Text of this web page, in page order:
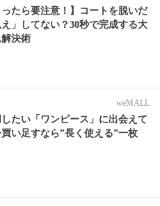
ったら要注意！】コートを脱いだ
」してない？30秒で完成する大
解決術
weMALL
たい「ワンピース」に出会えて
い足すなら”長く使える”一枚